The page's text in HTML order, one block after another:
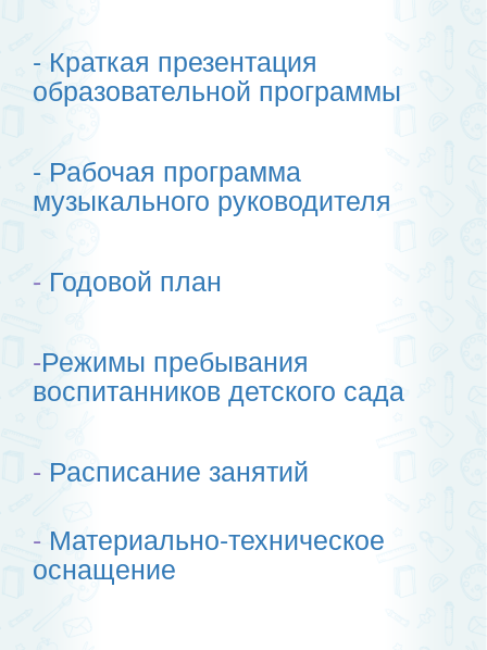
- Краткая презентация
образовательной программы
- Рабочая программа
музыкального руководителя
- Годовой план
-Режимы пребывания
воспитанников детского сада
- Расписание занятий
- Материально-техническое
оснащение